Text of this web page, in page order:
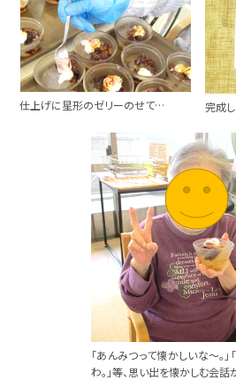
仕上げに星形のゼリーのせて… 完成し
「あんみつって懐かしいな～。」
わ。」等、思い出を懐かしむ会